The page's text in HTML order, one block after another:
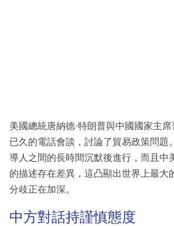
閱
專
區
美國總統唐納德·特朗普與中國國家主
已久的電話會談，討論了貿易政策問題
導人之間的長時間沉默後進行，而且中
的描述存在差異，這凸顯出世界上最大
分歧正在加深。
中方對話持謹慎態度